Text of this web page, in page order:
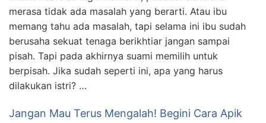
merasa tidak ada masalah yang berarti. Atau ibu
memang tahu ada masalah, tapi selama ini ibu sudah
berusaha sekuat tenaga berikhtiar jangan sampai
pisah. Tapi pada akhirnya suami memilih untuk
berpisah. Jika sudah seperti ini, apa yang harus
dilakukan istri? …
Jangan Mau Terus Mengalah! Begini Cara Apik